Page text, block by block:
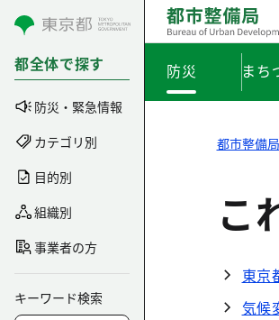
コンテンツにスキップ
都全体で探す
防災・緊急情報
カテゴリ別
目的別
組織別
事業者の方
キーワード検索
防災 まち
都市整備
こ
東京
気候